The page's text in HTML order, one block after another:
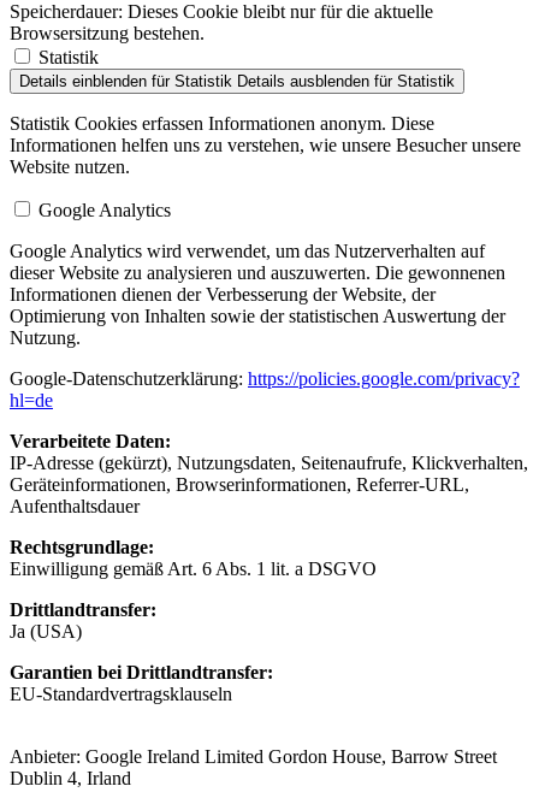
Speicherdauer: Dieses Cookie bleibt nur für die aktuelle
Browsersitzung bestehen.
Statistik
Details einblenden für Statistik Details ausblenden für Statistik
Statistik Cookies erfassen Informationen anonym. Diese
Informationen helfen uns zu verstehen, wie unsere Besucher unsere
Website nutzen.
Google Analytics
Google Analytics wird verwendet, um das Nutzerverhalten auf
dieser Website zu analysieren und auszuwerten. Die gewonnenen
Informationen dienen der Verbesserung der Website, der
Optimierung von Inhalten sowie der statistischen Auswertung der
Nutzung.
Google-Datenschutzerklärung: https://policies.google.com/privacy?
hl=de
Verarbeitete Daten:
IP-Adresse (gekürzt), Nutzungsdaten, Seitenaufrufe, Klickverhalten,
Geräteinformationen, Browserinformationen, Referrer-URL,
Aufenthaltsdauer
Rechtsgrundlage:
Einwilligung gemäß Art. 6 Abs. 1 lit. a DSGVO
Drittlandtransfer:
Ja (USA)
Garantien bei Drittlandtransfer:
EU-Standardvertragsklauseln
Anbieter: Google Ireland Limited Gordon House, Barrow Street
Dublin 4, Irland